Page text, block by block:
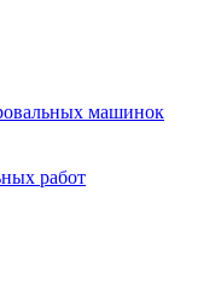
машинок
работ